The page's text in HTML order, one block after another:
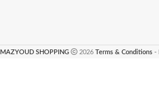
MAZYOUD SHOPPING 2026 Terms & Conditions -